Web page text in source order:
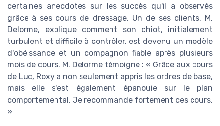
certaines anecdotes sur les succès qu'il a observés
grâce à ses cours de dressage. Un de ses clients, M.
Delorme, explique comment son chiot, initialement
turbulent et difficile à contrôler, est devenu un modèle
d'obéissance et un compagnon fiable après plusieurs
mois de cours. M. Delorme témoigne : « Grâce aux cours
de Luc, Roxy a non seulement appris les ordres de base,
mais elle s'est également épanouie sur le plan
comportemental. Je recommande fortement ces cours.
»